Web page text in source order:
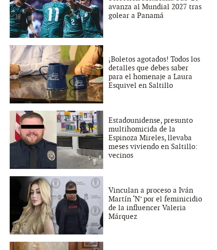
avanza al Mundial 2027 tras
golear a Panamá
¡Boletos agotados! Todos los
detalles que debes saber
para el homenaje a Laura
Esquivel en Saltillo
Estadounidense, presunto
multihomicida de la
Espinoza Mireles, llevaba
meses viviendo en Saltillo:
vecinos
Vinculan a proceso a Iván
Martín ‘N’ por el feminicidio
de la influencer Valeria
Márquez